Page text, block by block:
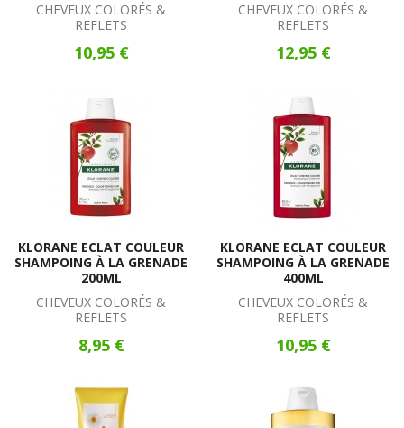
CHEVEUX COLORÉS &
REFLETS
10,95 €
CHEVEUX COLORÉS &
REFLETS
12,95 €
KLORANE ECLAT COULEUR
SHAMPOING À LA GRENADE
200ML
CHEVEUX COLORÉS &
REFLETS
8,95 €
KLORANE ECLAT COULEUR
SHAMPOING À LA GRENADE
400ML
CHEVEUX COLORÉS &
REFLETS
10,95 €